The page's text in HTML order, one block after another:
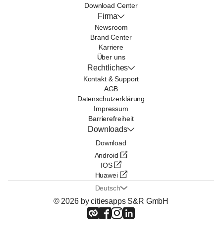
Download Center
Firma
Newsroom
Brand Center
Karriere
Über uns
Rechtliches
Kontakt & Support
AGB
Datenschutzerklärung
Impressum
Barrierefreiheit
Downloads
Download
Android
IOS
Huawei
Deutsch
© 2026 by citiesapps S&R GmbH